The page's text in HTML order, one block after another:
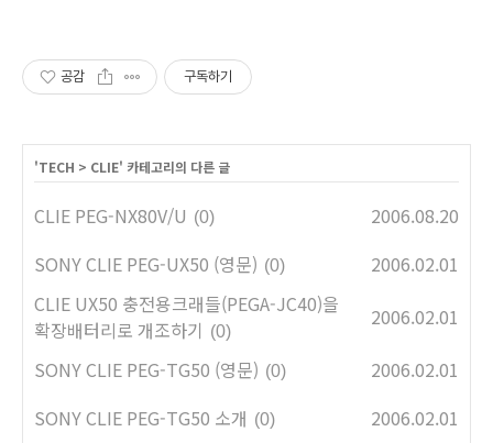
공감 구독하기
'TECH > CLIE' 카테고리의 다른 글
CLIE PEG-NX80V/U (0)
2006.08.20
SONY CLIE PEG-UX50 (영문) (0)
2006.02.01
CLIE UX50 충전용크래들(PEGA-JC40)을
확장배터리로 개조하기 (0)
2006.02.01
SONY CLIE PEG-TG50 (영문) (0)
2006.02.01
SONY CLIE PEG-TG50 소개 (0)
2006.02.01